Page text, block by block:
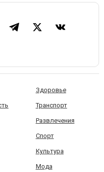
Здоровье
Транспорт
Развлечения
Спорт
Культура
Мода